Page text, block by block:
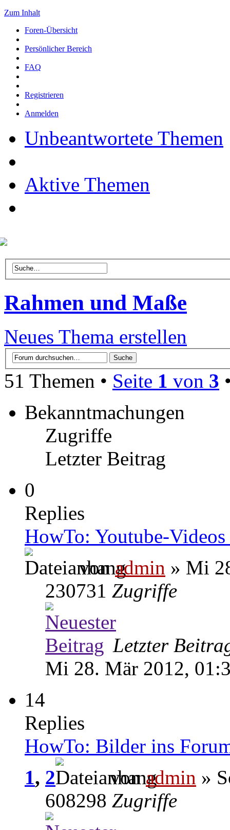
Zum Inhalt
Foren-Übersicht
Persönlicher Bereich
FAQ
Registrieren
Anmelden
Unbeantwortete Themen
Aktive Themen
Rahmen und Maße
Neues Thema erstellen
51 Themen • Seite 1 von 3
Bekanntmachungen
Zugriffe
Letzter Beitrag
0
Replies
HowTo: Youtube-
vonadmin » Mi
230731 Zugriffe
Letzter
Mi 28. Mär 2012,
14
Replies
HowTo: Bilder ins
1, 2 vonadmin »
608298 Zugriffe